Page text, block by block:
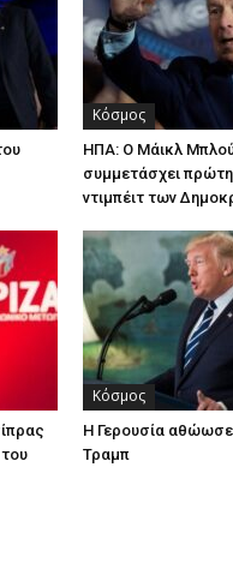
Κόσμος
ΗΠΑ: Ο Μάικλ
συμμετάσχει
ντιμπέιτ των
Κόσμος
Η Γερουσία
Τραμπ